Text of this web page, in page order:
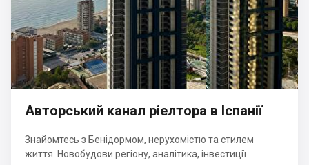
Авторський канал ріелтора в Іспанії
Знайомтесь з Бенідормом, нерухомістю та стилем
життя. Новобудови регіону, аналітика, інвестиції